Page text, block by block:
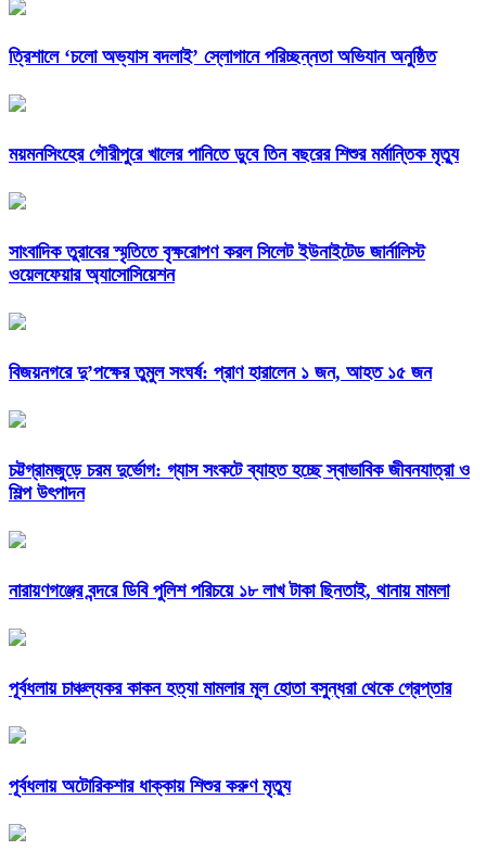
‎ত্রিশালে ‘চলো অভ্যাস বদলাই’ স্লোগানে পরিচ্ছন্নতা অভিযান অনুষ্ঠিত
ময়মনসিংহের গৌরীপুরে খালের পানিতে ডুবে তিন বছরের শিশুর মর্মান্তিক মৃত্যু
সাংবাদিক তুরাবের স্মৃতিতে বৃক্ষরোপণ করল সিলেট ইউনাইটেড জার্নালিস্ট
ওয়েলফেয়ার অ্যাসোসিয়েশন
বিজয়নগরে দু’পক্ষের তুমুল সংঘর্ষ: প্রাণ হারালেন ১ জন, আহত ১৫ জন
চট্টগ্রামজুড়ে চরম দুর্ভোগ: গ্যাস সংকটে ব্যাহত হচ্ছে স্বাভাবিক জীবনযাত্রা ও
শিল্প উৎপাদন
নারায়ণগঞ্জের বন্দরে ডিবি পুলিশ পরিচয়ে ১৮ লাখ টাকা ছিনতাই, থানায় মামলা
পূর্বধলায় চাঞ্চল্যকর কাকন হত্যা মামলার মূল হোতা বসুন্ধরা থেকে গ্রেপ্তার
পূর্বধলায় অটোরিকশার ধাক্কায় শিশুর করুণ মৃত্যু